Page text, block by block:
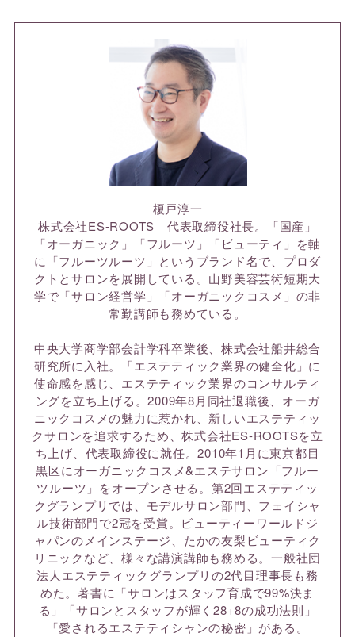
榎戸淳一
株式会社ES-ROOTS 代表取締役社長。「国産」
「オーガニック」「フルーツ」「ビューティ」を軸
に「フルーツルーツ」というブランド名で、プロダ
クトとサロンを展開している。山野美容芸術短期大
学で「サロン経営学」「オーガニックコスメ」の非
常勤講師も務めている。
中央大学商学部会計学科卒業後、株式会社船井総合
研究所に入社。「エステティック業界の健全化」に
使命感を感じ、エステティック業界のコンサルティ
ングを立ち上げる。2009年8月同社退職後、オーガ
ニックコスメの魅力に惹かれ、新しいエステティッ
クサロンを追求するため、株式会社ES-ROOTSを立
ち上げ、代表取締役に就任。2010年1月に東京都目
黒区にオーガニックコスメ&エステサロン「フルー
ツルーツ」をオープンさせる。第2回エステティッ
クグランプリでは、モデルサロン部門、フェイシャ
ル技術部門で2冠を受賞。ビューティーワールドジ
ャパンのメインステージ、たかの友梨ビューティク
リニックなど、様々な講演講師も務める。一般社団
法人エステティックグランプリの2代目理事長も務
めた。著書に「サロンはスタッフ育成で99%決ま
る」「サロンとスタッフが輝く28+8の成功法則」
「愛されるエステティシャンの秘密」がある。